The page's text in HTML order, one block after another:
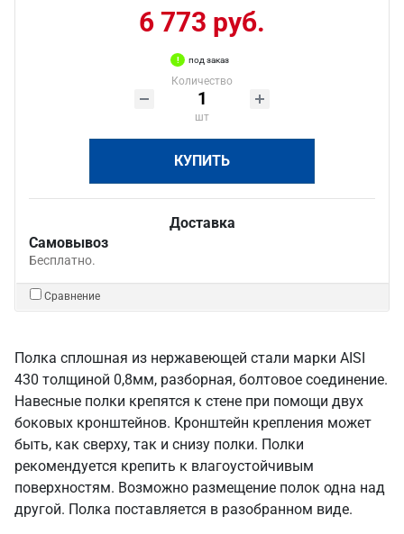
6 773 руб.
под заказ
Количество
шт
КУПИТЬ
Доставка
Самовывоз
Бесплатно.
Сравнение
Полка сплошная из нержавеющей стали марки AISI
430 толщиной 0,8мм, разборная, болтовое соединение.
Навесные полки крепятся к стене при помощи двух
боковых кронштейнов. Кронштейн крепления может
быть, как сверху, так и снизу полки. Полки
рекомендуется крепить к влагоустойчивым
поверхностям. Возможно размещение полок одна над
другой. Полка поставляется в разобранном виде.